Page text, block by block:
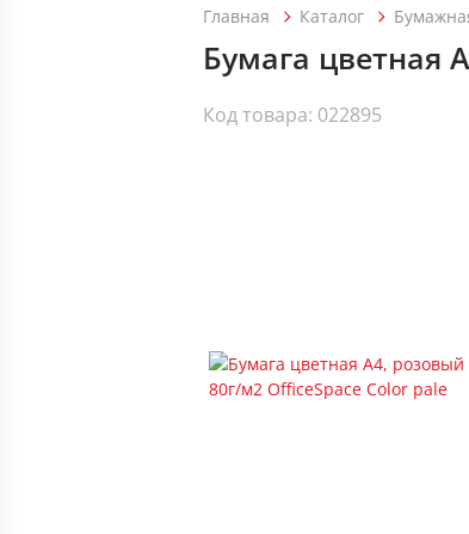
Главная Каталог
Бумага цветная
Код товара: 022895